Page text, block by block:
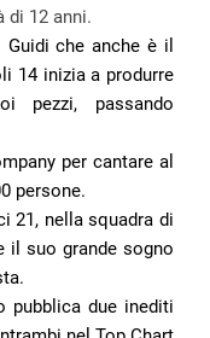
di 12 anni.
che anche è il
14 inizia a produrre
pezzi, passando
per cantare al
persone.
21, nella squadra di
il suo grande sogno
pubblica due inediti